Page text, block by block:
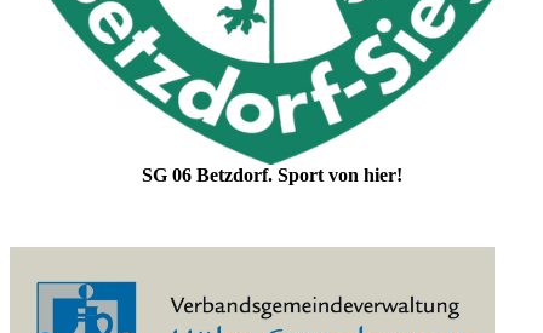
SG 06 Betzdorf. Sport von hier!